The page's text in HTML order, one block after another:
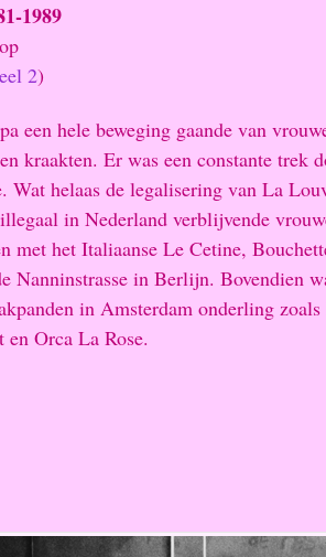
1989
2)
een hele beweging gaande van
kraakten. Er was een constante trek
Wat helaas de legalisering van La
in Nederland verblijvende
met het Italiaanse Le Cetine,
Nanninstrasse in Berlijn. Bovendien
in Amsterdam onderling
en Orca La Rose.